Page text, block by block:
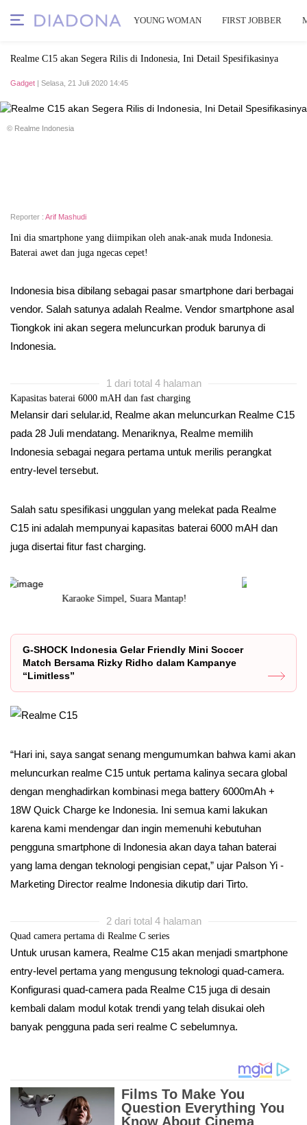
YOUNG WOMAN FIRST JOBBER
Realme C15 akan Segera Rilis di Indonesia, Ini Detail Spesifikasinya
Gadget | Selasa, 21 Juli 2020 14:45
© Realme Indonesia
Reporter : Arif Mashudi
Ini dia smartphone yang diimpikan oleh anak-anak muda Indonesia.
Baterai awet dan juga ngecas cepet!
Indonesia bisa dibilang sebagai pasar smartphone dari berbagai
vendor. Salah satunya adalah Realme. Vendor smartphone asal
Tiongkok ini akan segera meluncurkan produk barunya di
Indonesia.
1 dari total 4 halaman
Kapasitas baterai 6000 mAH dan fast charging
Melansir dari selular.id, Realme akan meluncurkan Realme C15
pada 28 Juli mendatang. Menariknya, Realme memilih
Indonesia sebagai negara pertama untuk merilis perangkat
entry-level tersebut.
Salah satu spesifikasi unggulan yang melekat pada Realme
C15 ini adalah mempunyai kapasitas baterai 6000 mAH dan
juga disertai fitur fast charging.
Bukan Sekadar Jam, Tapi Filosofi Hidup
G‑SHOCK Indonesia Gelar Friendly Mini Soccer
Match Bersama Rizky Ridho dalam Kampanye
“Limitless”
“Hari ini, saya sangat senang mengumumkan bahwa kami akan
meluncurkan realme C15 untuk pertama kalinya secara global
dengan menghadirkan kombinasi mega battery 6000mAh +
18W Quick Charge ke Indonesia. Ini semua kami lakukan
karena kami mendengar dan ingin memenuhi kebutuhan
pengguna smartphone di Indonesia akan daya tahan baterai
yang lama dengan teknologi pengisian cepat,” ujar Palson Yi -
Marketing Director realme Indonesia dikutip dari Tirto.
2 dari total 4 halaman
Quad camera pertama di Realme C series
Untuk urusan kamera, Realme C15 akan menjadi smartphone
entry-level pertama yang mengusung teknologi quad-camera.
Konfigurasi quad-camera pada Realme C15 juga di desain
kembali dalam modul kotak trendi yang telah disukai oleh
banyak pengguna pada seri realme C sebelumnya.